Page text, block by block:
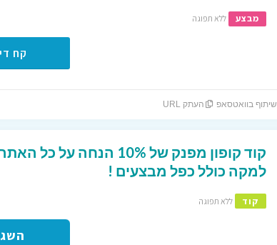
מבצע ללא תפוגה
קח
שיתוף בוואטסאפ העתק URL
קוד קופון מפנק של 10% הנחה
למקה כולל כפל מבצעים !
קוד ללא תפוגה